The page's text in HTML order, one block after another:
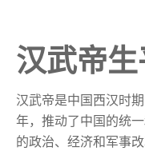
汉武帝
汉武帝是中国西汉时
年，推动了中国的统
的政治、经济和军事